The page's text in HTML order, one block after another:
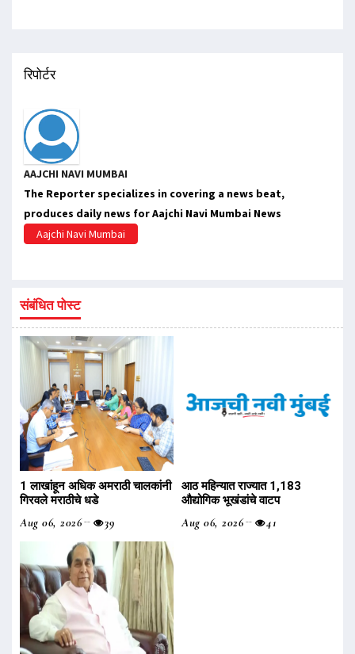
रिपोर्टर
AAJCHI NAVI MUMBAI
The Reporter specializes in covering a news beat,
produces daily news for Aajchi Navi Mumbai News
Aajchi Navi Mumbai
संबंधित पोस्ट
1 लाखांहून अधिक अमराठी चालकांनी
गिरवले मराठीचे धडे
Aug 06, 2026
39
आठ महिन्यात राज्यात 1,183
औद्योगिक भूखंडांचे वाटप
Aug 06, 2026
41